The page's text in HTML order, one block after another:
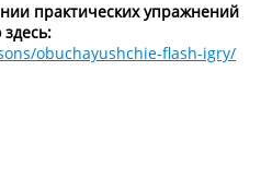
практических упражнений
obuchayushchie-flash-igry/